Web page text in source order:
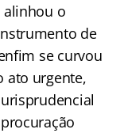
alinhou o
de
se curvou
ato urgente,